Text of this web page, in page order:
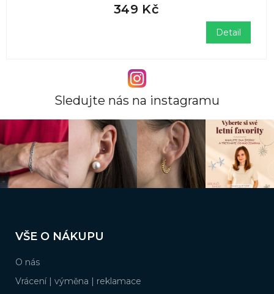
349 Kč
Detail
Sledujte nás na instagramu
pVŠE O NÁKUPU
O nás
Vrácení | výměna | reklamace